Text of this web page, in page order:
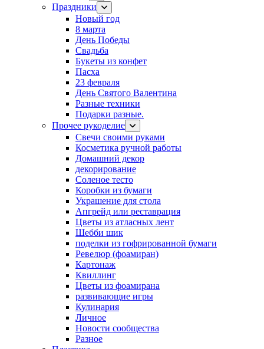
Праздники
Новый год
8 марта
День Победы
Свадьба
Букеты из конфет
Пасха
23 февраля
День Святого Валентина
Разные техники
Подарки разные.
Прочее рукоделие
Свечи своими руками
Косметика ручной работы
Домашний декор
декорирование
Соленое тесто
Коробки из бумаги
Украшение для стола
Апгрейд или реставрация
Цветы из атласных лент
Шебби шик
поделки из гофрированной бумаги
Ревелюр (фоамиран)
Картонаж
Квиллинг
Цветы из фоамирана
развивающие игры
Кулинария
Личное
Новости сообщества
Разное